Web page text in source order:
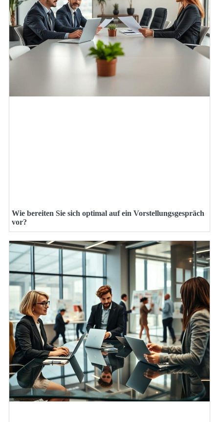
Wie bereiten Sie sich optimal auf ein Vorstellungsgespräch
vor?